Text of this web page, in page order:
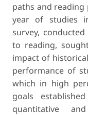
paths and
year of studies
survey,
to reading,
impact of
performance of
which in high
goals
quantitative